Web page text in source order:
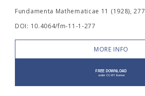
Fundamenta Mathematicae 11 (1928), 277
DOI: 10.4064/fm-11-1-277
MORE INFO